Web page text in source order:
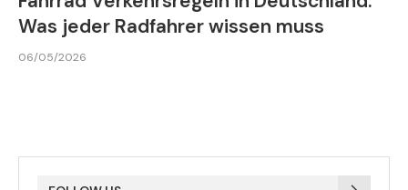
Was jeder Radfahrer wissen muss
06/05/2026